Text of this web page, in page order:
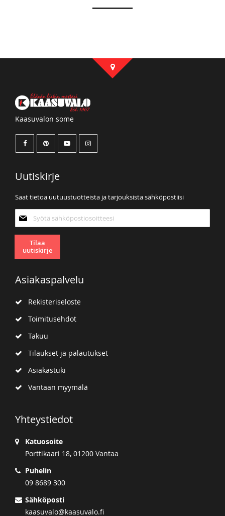
Kaasuvalon some
Uutiskirje
Saat tietoa uutuustuotteista ja tarjouksista sähköpostiisi
uutiskirjeemme:
Tilaa
uutiskirje
Asiakaspalvelu
Rekisteriseloste
Toimitusehdot
Takuu
Tilaukset ja palautukset
Asiakastuki
Vantaan myymälä
Yhteystiedot
Katuosoite
Porttikaari 18, 01200 Vantaa
Puhelin
09 8689 300
Sähköposti
kaasuvalo@kaasuvalo.fi